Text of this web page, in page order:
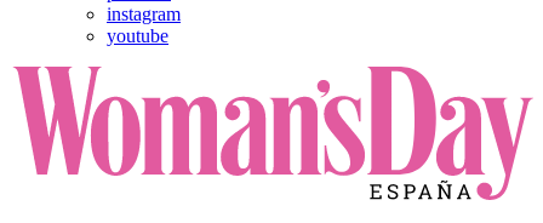
instagram
youtube